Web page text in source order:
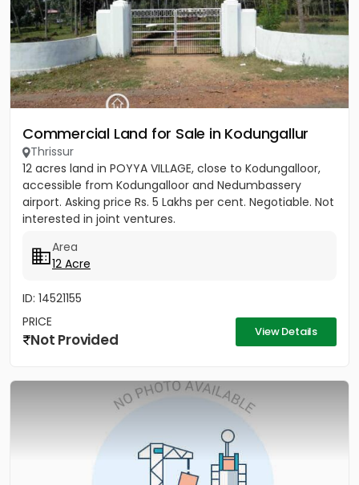
Commercial Land for Sale in Kodungallur
Thrissur
12 acres land in POYYA VILLAGE, close to Kodungalloor,
accessible from Kodungalloor and Nedumbassery
airport. Asking price Rs. 5 Lakhs per cent. Negotiable. Not
interested in joint ventures.
Area
12 Acre
ID: 14521155
PRICE
Not Provided View Details